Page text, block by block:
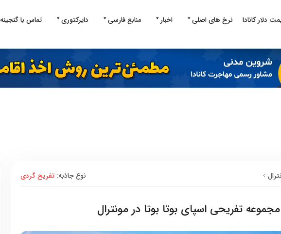
دلار کانادا نرخ های اصلی اخبار منابع فارسی دایرکتوری تماس با گنجینه
نوع جاذبه: تفریح گردی
مجموعه تفریحی اسپای بوتا بوتا در مونترال